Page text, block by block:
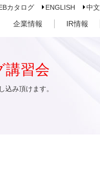
カタログ ENGLISH 中文
企業情報 IR情報
講習会
込み頂けます。